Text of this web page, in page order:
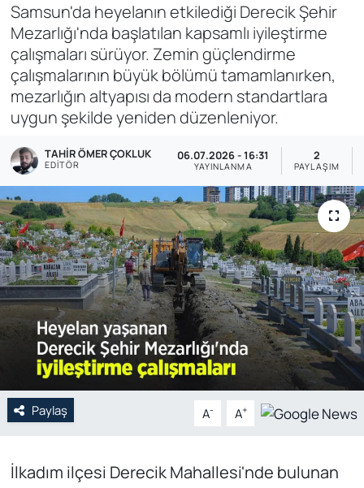
Samsun'da heyelanın etkilediği Derecik Şehir
Mezarlığı'nda başlatılan kapsamlı iyileştirme
çalışmaları sürüyor. Zemin güçlendirme
çalışmalarının büyük bölümü tamamlanırken,
mezarlığın altyapısı da modern standartlara
uygun şekilde yeniden düzenleniyor.
TAHIR ÖMER ÇOKLUK
EDITÖR
06.07.2026 - 16:31
YAYINLANMA
2
PAYLAŞIM
Paylaş A- A+
İlkadım ilçesi Derecik Mahallesi'nde bulunan
Bölge
Dünya
Ekonomi
Özel Haber
POLİTİKA
Siyaset
Spor
Web Tv
Yerel
Haber Arşivi